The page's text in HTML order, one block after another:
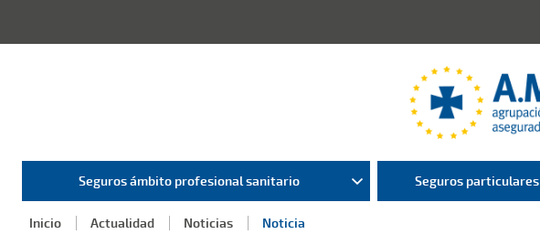
Seguros ámbito profesional sanitario Seguros particulares
Inicio Actualidad Noticias Noticia